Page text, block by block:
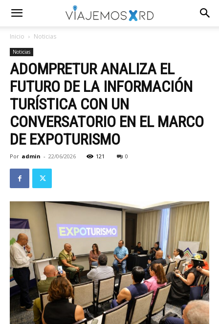
Inicio Noticias
Noticias
ADOMPRETUR ANALIZA EL
FUTURO DE LA INFORMACIÓN
TURÍSTICA CON UN
CONVERSATORIO EN EL MARCO
DE EXPOTURISMO
Por admin - 22/06/2026 121 0